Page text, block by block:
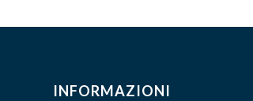
INFORMAZIONI